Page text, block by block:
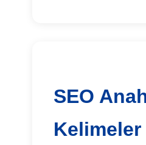
SEO
Kelimeler